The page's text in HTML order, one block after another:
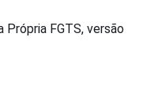
Própria FGTS, versão